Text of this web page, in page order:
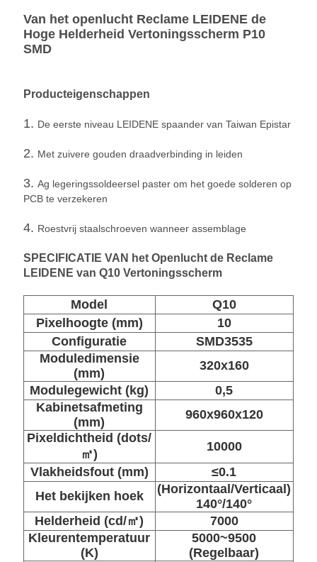
Van het openlucht Reclame LEIDENE de
Hoge Helderheid Vertoningsscherm P10
SMD
Producteigenschappen
1. De eerste niveau LEIDENE spaander van Taiwan Epistar
2. Met zuivere gouden draadverbinding in leiden
3. Ag legeringssoldeersel paster om het goede solderen op
PCB te verzekeren
4. Roestvrij staalschroeven wanneer assemblage
SPECIFICATIE VAN het Openlucht de Reclame
LEIDENE van Q10 Vertoningsscherm
Model
Q10
Pixelhoogte (mm)
10
Configuratie
SMD3535
Moduledimensie
(mm)
320x160
Modulegewicht (kg)
0,5
Kabinetsafmeting
(mm)
960x960x120
Pixeldichtheid (dots/
㎡)
10000
Vlakheidsfout (mm)
≤0.1
Het bekijken hoek
(Horizontaal/Verticaal)
140°/140°
Helderheid (cd/㎡)
7000
Kleurentemperatuur
(K)
5000~9500
(Regelbaar)